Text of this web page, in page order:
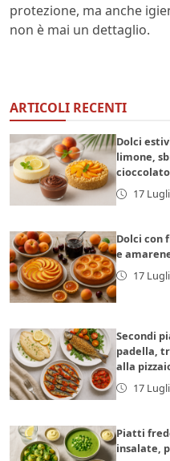
protezione, ma anche
non è mai un dettaglio.
ARTICOLI RECENTI
Dolci
limone,
cioccolato
17
Dolci con
e
17
Secondi
padella,
alla
17
Piatti
insalate,